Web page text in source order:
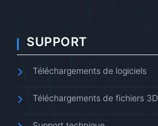
SUPPORT
Téléchargements de logiciels
Téléchargements de fichiers 3D